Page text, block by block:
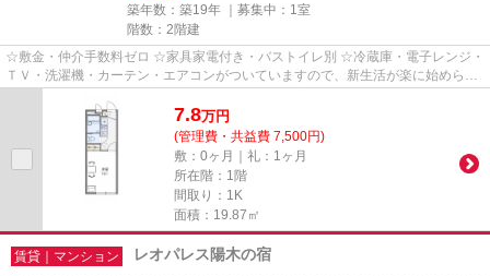
築年数：築19年 ｜募集中： 1室
階数：2階建
☆敷金・仲介手数料ゼロ ☆家具家電付き・バストイレ別 ☆冷蔵庫・電子レンジ・
ＴＶ・洗濯機・カーテン・エアコンがついていますので、新生活が楽に始められ
7.8万円
(管理費・共益費 7,500円)
敷：0ヶ月｜礼：1ヶ月
所在階：1階
間取り：1K
面積：19.87㎡
賃貸｜マンション レオパレス陽木の宿